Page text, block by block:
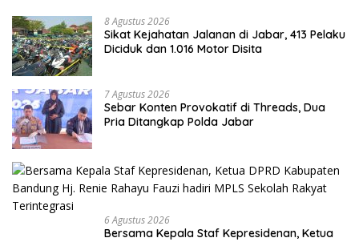
8 Agustus 2026
Sikat Kejahatan Jalanan di Jabar, 413 Pelaku
Diciduk dan 1.016 Motor Disita
7 Agustus 2026
Sebar Konten Provokatif di Threads, Dua
Pria Ditangkap Polda Jabar
6 Agustus 2026
Bersama Kepala Staf Kepresidenan, Ketua